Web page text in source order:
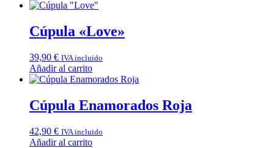
Cúpula «Love»
39,90 € IVA incluido
Añadir al carrito
Cúpula Enamorados Roja
42,90 € IVA incluido
Añadir al carrito